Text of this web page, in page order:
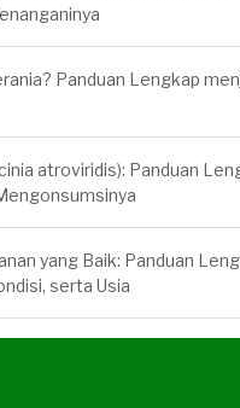
Panduan Lengkap
atroviridis): Panduan
yang Baik: Panduan
serta Usia